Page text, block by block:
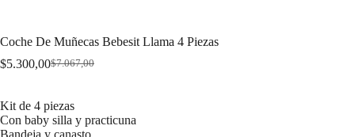
Coche De Muñecas Bebesit Llama 4 Piezas
$7.067,00
Original
$7.067,00.
$5.300,00Current
$5.300,00.
Kit de 4 piezas
Con baby silla y practicuna
Bandeja y canasto